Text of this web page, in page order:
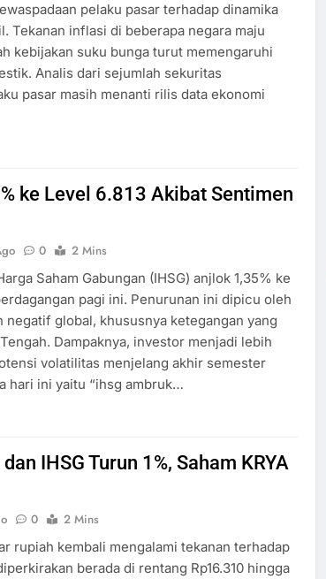
pelaku pasar terhadap dinamika
Tekanan inflasi di beberapa negara maju
kebijakan suku bunga turut memengaruhi
Analis dari sejumlah sekuritas
pasar masih menanti rilis data ekonomi
ke Level 6.813 Akibat Sentimen
0
2 Mins
Saham Gabungan (IHSG) anjlok 1,35% ke
pagi ini. Penurunan ini dipicu oleh
negatif global, khususnya ketegangan yang
Dampaknya, investor menjadi lebih
volatilitas menjelang akhir semester
hari ini yaitu “ihsg ambruk…
IHSG Turun 1%, Saham KRYA
0
2 Mins
rupiah kembali mengalami tekanan terhadap
berada di rentang Rp16.310 hingga